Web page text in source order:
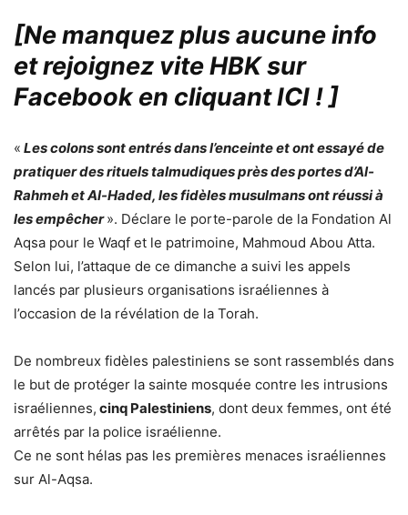
[Ne manquez plus aucune info
et rejoignez vite HBK sur
Facebook en cliquant ICI !]
« Les colons sont entrés dans l’enceinte et ont essayé de
pratiquer des rituels talmudiques près des portes d’Al-
Rahmeh et Al-Haded, les fidèles musulmans ont réussi à
les empêcher ». Déclare le porte-parole de la Fondation Al
Aqsa pour le Waqf et le patrimoine, Mahmoud Abou Atta.
Selon lui, l’attaque de ce dimanche a suivi les appels
lancés par plusieurs organisations israéliennes à
l’occasion de la révélation de la Torah.
De nombreux fidèles palestiniens se sont rassemblés dans
le but de protéger la sainte mosquée contre les intrusions
israéliennes, cinq Palestiniens, dont deux femmes, ont été
arrêtés par la police israélienne.
Ce ne sont hélas pas les premières menaces israéliennes
sur Al-Aqsa.